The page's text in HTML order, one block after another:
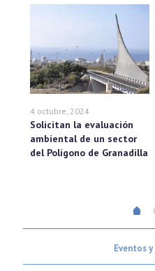
4 octubre, 2024
Solicitan la evaluación
ambiental de un sector
del Polígono de Granadilla
Eventos